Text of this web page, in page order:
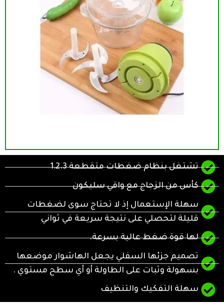
تشتغل بنظام ضغطات متقطعة 1.2.3
كأس من الزجاج مع واقي سليكون
سهلة الإستعمال إذ لا تحتاج سوى لضغطات
قليلة لتحصلي على نتيجة سريعة في ثواني
لها قوة ضغط عالية بسرعة.
تصميم جزئها السفلي يجعل الهاشوار موضعها
بسهولة وثبات على الطاولة أو أي سطح مستوي .
سهلة التفكيك والتنظيف